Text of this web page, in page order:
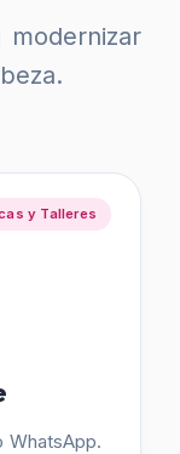
y Talleres
WhatsApp.